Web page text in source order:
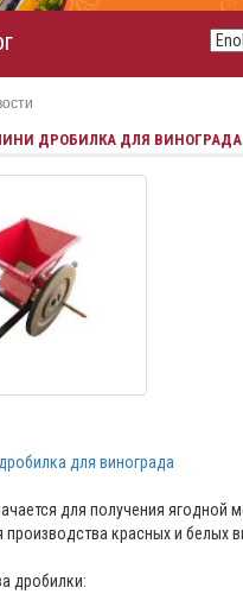
ДРОБИЛКА ДЛЯ ВИНОГРАДА
для винограда
для получения ягодной
производства красных и белых
дробилки: